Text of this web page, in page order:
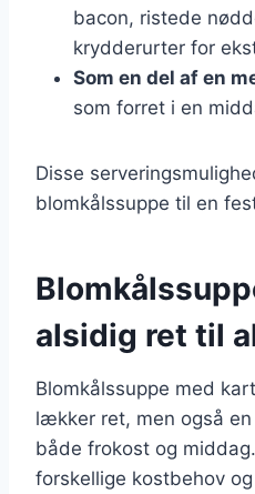
bacon, ristede
krydderurter for
Som en del af en
som forret i en
Disse
blomkålssuppe til en
alsidig ret til
Blomkålssuppe med
lækker ret, men også
både frokost og
forskellige kostbehov